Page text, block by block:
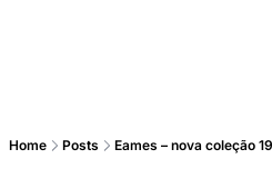
Home Posts Eames – nova coleção